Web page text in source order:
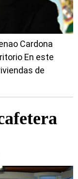
Cardona
En este
de